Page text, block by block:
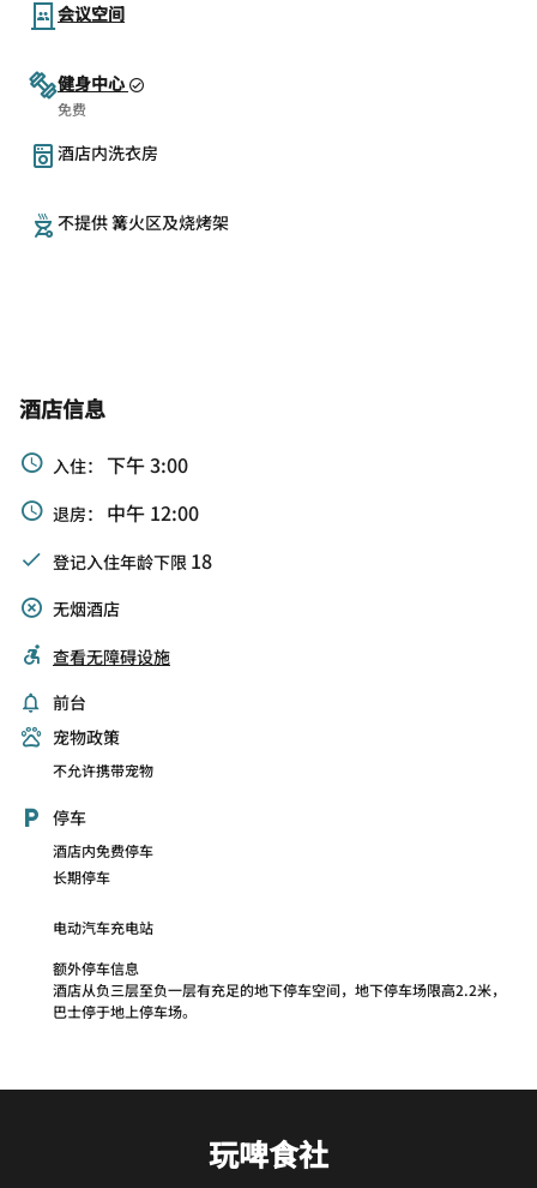
会议空间
健身中心
免费
酒店内洗衣房
不提供 篝火区及烧烤架
酒店信息
入住： 下午 3:00
退房： 中午 12:00
登记入住年龄下限 18
无烟酒店
查看无障碍设施
前台
宠物政策
不允许携带宠物
停车
酒店内免费停车
长期停车
电动汽车充电站
额外停车信息
酒店从负三层至负一层有充足的地下停车空间，地下停车场限高2.2米，
巴士停于地上停车场。
玩啤食社